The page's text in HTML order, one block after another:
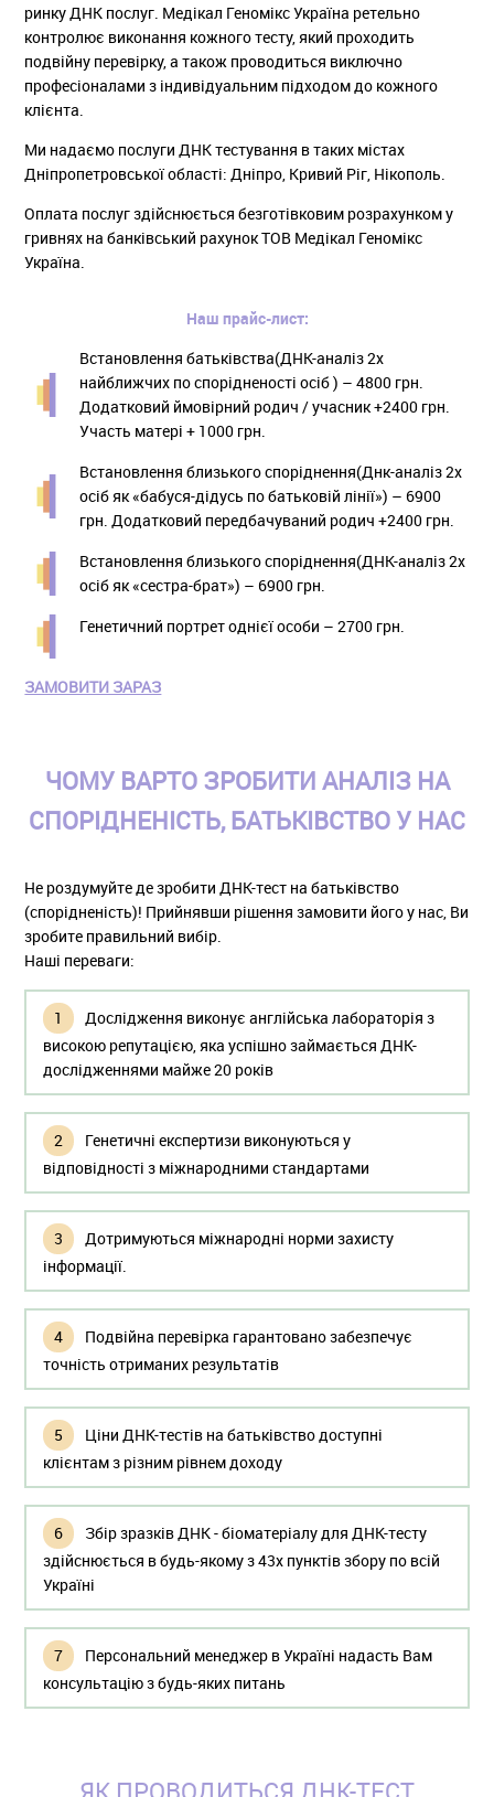
ринку ДНК послуг. Медікал Геномікс Україна ретельно
контролює виконання кожного тесту, який проходить
подвійну перевірку, а також проводиться виключно
професіоналами з індивідуальним підходом до кожного
клієнта.
Ми надаємо послуги ДНК тестування в таких містах
Дніпропетровської області: Дніпро, Кривий Ріг, Нікополь.
Оплата послуг здійснюється безготівковим розрахунком у
гривнях на банківський рахунок ТОВ Медікал Геномікс
Україна.
Наш прайс-лист:
Встановлення батьківства(ДНК-аналіз 2х
найближчих по спорідненості осіб ) – 4800 грн.
Додатковий ймовірний родич / учасник +2400 грн.
Участь матері + 1000 грн.
Встановлення близького споріднення(Днк-аналіз 2х
осіб як «бабуся-дідусь по батьковій лінії») – 6900
грн. Додатковий передбачуваний родич +2400 грн.
Встановлення близького споріднення(ДНК-аналіз 2х
осіб як «сестра-брат») – 6900 грн.
Генетичний портрет однієї особи – 2700 грн.
ЗАМОВИТИ ЗАРАЗ
ЧОМУ ВАРТО ЗРОБИТИ АНАЛІЗ НА
СПОРІДНЕНІСТЬ, БАТЬКІВСТВО У НАС
Не роздумуйте де зробити ДНК-тест на батьківство
(спорідненість)! Прийнявши рішення замовити його у нас, Ви
зробите правильний вибір.
Наші переваги:
Дослідження виконує англійська лабораторія з
високою репутацією, яка успішно займається ДНК-
дослідженнями майже 20 років
Генетичні експертизи виконуються у
відповідності з міжнародними стандартами
Дотримуються міжнародні норми захисту
інформації.
Подвійна перевірка гарантовано забезпечує
точність отриманих результатів
Ціни ДНК-тестів на батьківство доступні
клієнтам з різним рівнем доходу
Збір зразків ДНК - біоматеріалу для ДНК-тесту
здійснюється в будь-якому з 43х пунктів збору по всій
Україні
Персональний менеджер в Україні надасть Вам
консультацію з будь-яких питань